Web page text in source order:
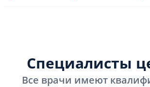
Специалисты
Все врачи имеют